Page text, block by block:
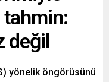
değil
yönelik öngörüsünü